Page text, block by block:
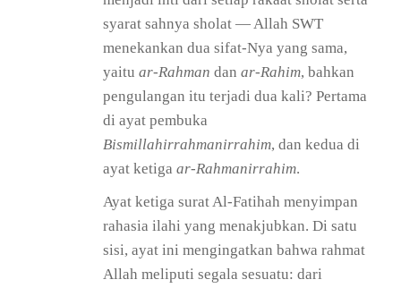
syarat sahnya sholat — Allah SWT
menekankan dua sifat-Nya yang sama,
yaitu ar-Rahman dan ar-Rahim, bahkan
pengulangan itu terjadi dua kali? Pertama
di ayat pembuka
Bismillahirrahmanirrahim, dan kedua di
ayat ketiga ar-Rahmanirrahim.
Ayat ketiga surat Al-Fatihah menyimpan
rahasia ilahi yang menakjubkan. Di satu
sisi, ayat ini mengingatkan bahwa rahmat
Allah meliputi segala sesuatu: dari